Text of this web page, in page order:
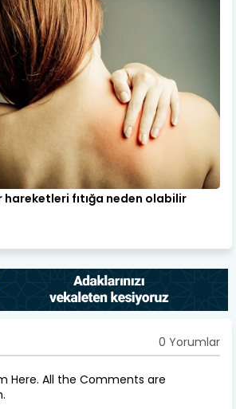
hareketleri fıtığa neden olabilir
0 Yorumlar
Here. All the Comments are